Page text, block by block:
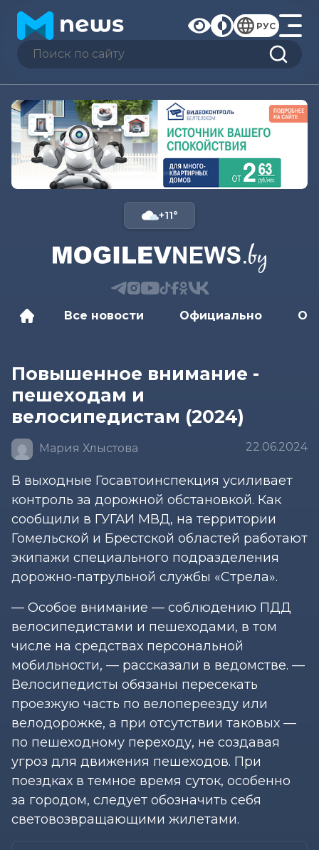
РУС
+11°
Все новости Официально
Повышенное внимание -
пешеходам и
велосипедистам (2024)
Мария Хлыстова 22.06.2024
В выходные Госавтоинспекция усиливает
контроль за дорожной обстановкой. Как
сообщили в ГУГАИ МВД, на территории
Гомельской и Брестской областей работают
экипажи специального подразделения
дорожно-патрульной службы «Стрела».
— Особое внимание — соблюдению ПДД
велосипедистами и пешеходами, в том
числе на средствах персональной
мобильности, — рассказали в ведомстве. —
Велосипедисты обязаны пересекать
проезжую часть по велопереезду или
велодорожке, а при отсутствии таковых —
по пешеходному переходу, не создавая
угроз для движения пешеходов. При
поездках в темное время суток, особенно
за городом, следует обозначить себя
световозвращающими жилетами.